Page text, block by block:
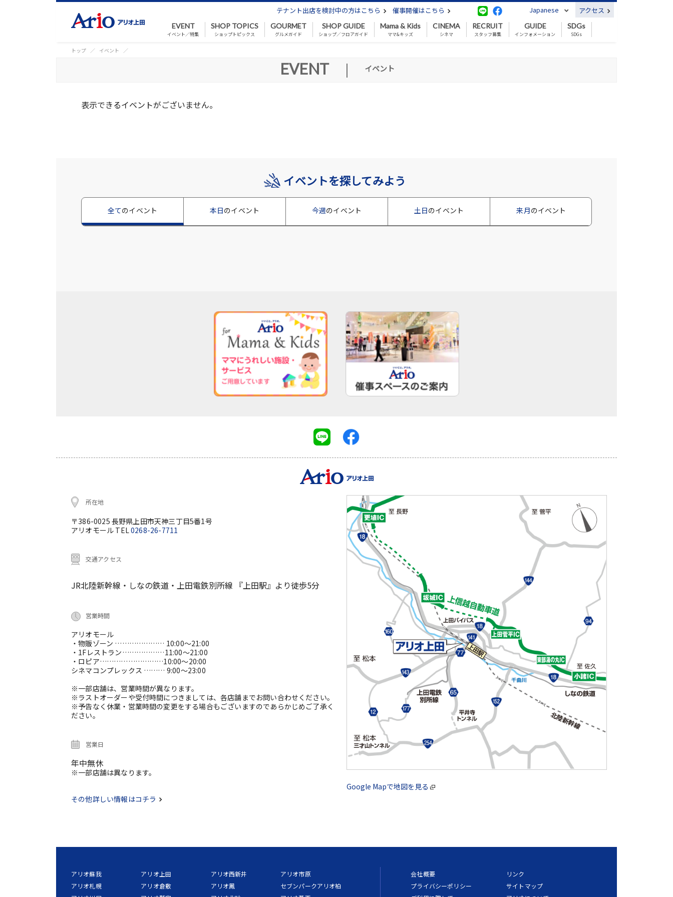
テナント出店を検討中の方はこちら 催事開催はこちら Japanese アクセス
EVENT
イベント／特集
SHOP TOPICS
ショップトピックス
GOURMET
グルメガイド
SHOP GUIDE
ショップ／フロアガイド
Mama & Kids
ママ&キッズ
CINEMA
シネマ
RECRUIT
スタッフ募集
GUIDE
インフォメーション
SDGs
SDGs
トップ イベント
EVENT | イベント
表示できるイベントがございません。
イベントを探してみよう
全てのイベント 本日のイベント 今週のイベント 土日のイベント 来月のイベント
所在地
〒386-0025 長野県上田市天神三丁目5番1号
アリオモール TEL0268-26-7711
交通アクセス
JR北陸新幹線・しなの鉄道・上田電鉄別所線 『上田駅』より徒歩5分
営業時間
アリオモール
・物販ゾーン ………………… 10:00～21:00
・1Fレストラン………………11:00～21:00
・ロピア………………………10:00～20:00
シネマコンプレックス ……… 9:00～23:00
※一部店舗は、営業時間が異なります。
※ラストオーダーや受付時間につきましては、各店舗までお問い合わせください。
※予告なく休業・営業時間の変更をする場合もございますのであらかじめご了承く
ださい。
営業日
年中無休
※一部店舗は異なります。
その他詳しい情報はコチラ
Google Mapで地図を見る
アリオ蘇我
アリオ札幌
アリオ上田
アリオ倉敷
アリオ西新井
アリオ鳳
アリオ市原
セブンパークアリオ柏
会社概要
プライバシーポリシー
リンク
サイトマップ